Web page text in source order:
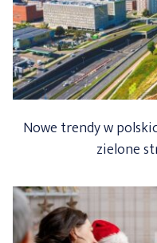
Nowe trendy w
zielone